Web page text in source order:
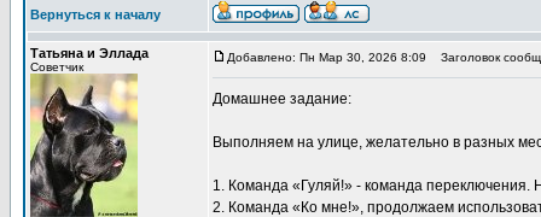
Вернуться к началу
Татьяна и Эллада
Советчик
Добавлено: Пн Мар 30, 2026 8:09 Заголовок
Домашнее задание:
Выполняем на улице, желательно в разных
1. Команда «Гуляй!» - команда
2. Команда «Ко мне!», продолжаем